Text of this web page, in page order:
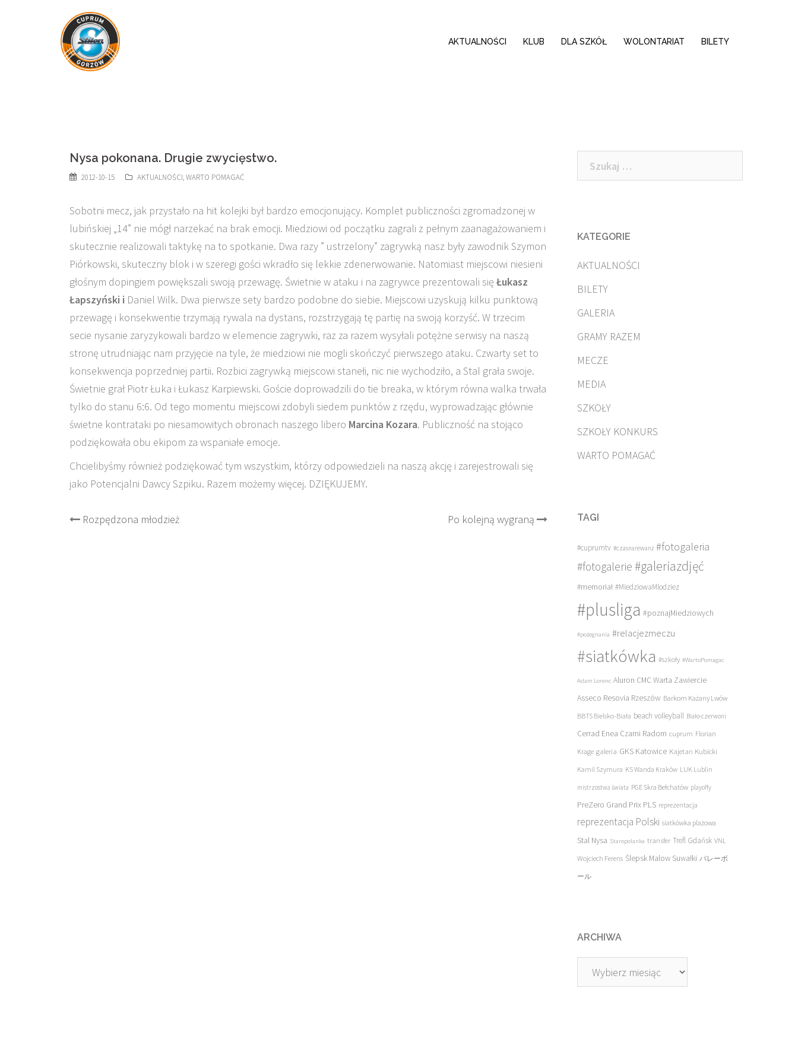
AKTUALNOŚCI KLUB DLA SZKÓŁ WOLONTARIAT BILETY
Nysa pokonana. Drugie zwycięstwo.
2012-10-15 AKTUALNOŚCI,WARTO POMAGAĆ
Sobotni mecz, jak przystało na hit kolejki był bardzo emocjonujący. Komplet publiczności zgromadzonej w
lubińskiej „14” nie mógł narzekać na brak emocji. Miedziowi od początku zagrali z pełnym zaanagażowaniem i
skutecznie realizowali taktykę na to spotkanie. Dwa razy ” ustrzelony” zagrywką nasz były zawodnik Szymon
Piórkowski, skuteczny blok i w szeregi gości wkradło się lekkie zdenerwowanie. Natomiast miejscowi niesieni
głośnym dopingiem powiększali swoją przewagę. Świetnie w ataku i na zagrywce prezentowali się Łukasz
Łapszyński i Daniel Wilk. Dwa pierwsze sety bardzo podobne do siebie. Miejscowi uzyskują kilku punktową
przewagę i konsekwentie trzymają rywala na dystans, rozstrzygają tę partię na swoją korzyść. W trzecim
secie nysanie zaryzykowali bardzo w elemencie zagrywki, raz za razem wysyłali potężne serwisy na naszą
stronę utrudniając nam przyjęcie na tyle, że miedziowi nie mogli skończyć pierwszego ataku. Czwarty set to
konsekwencja poprzedniej partii. Rozbici zagrywką miejscowi stanełi, nic nie wychodziło, a Stal grała swoje.
Świetnie grał Piotr Łuka i Łukasz Karpiewski. Goście doprowadzili do tie breaka, w którym równa walka trwała
tylko do stanu 6:6. Od tego momentu miejscowi zdobyli siedem punktów z rzędu, wyprowadzając głównie
świetne kontrataki po niesamowitych obronach naszego libero Marcina Kozara. Publiczność na stojąco
podziękowała obu ekipom za wspaniałe emocje.
Chcielibyśmy również podziękować tym wszystkim, którzy odpowiedzieli na naszą akcję i zarejestrowali się
jako Potencjalni Dawcy Szpiku. Razem możemy więcej. DZIĘKUJEMY.
Post
Rozpędzona młodzież Po kolejną wygraną
Szukaj:
KATEGORIE
AKTUALNOŚCI
BILETY
GALERIA
GRAMY RAZEM
MECZE
MEDIA
SZKOŁY
SZKOŁY KONKURS
WARTO POMAGAĆ
TAGI
#cuprumtv #czasnarewanż #fotogaleria
#fotogalerie #galeriazdjęć
#memoriał #MiedziowaMlodziez
#plusliga #poznajMiedziowych
#pożegnania #relacjezmeczu
#siatkówka #szkoły #WartoPomagac
Adam Lorenc Aluron CMC Warta Zawiercie
Asseco Resovia Rzeszów Barkom Każany Lwów
BBTS Bielsko-Biała beach volleyball Biało-czerwoni
Cerrad Enea Czarni Radom cuprum Florian
Krage galeria GKS Katowice Kajetan Kubicki
Kamil Szymura KS Wanda Kraków LUK Lublin
mistrzostwa świata PGE Skra Bełchatów playoffy
PreZero Grand Prix PLS reprezentacja
reprezentacja Polski siatkówka plażowa
Stal Nysa Staropolanka transfer Trefl Gdańsk VNL
Wojciech Ferens Ślepsk Malow Suwałki バレーボ
ール
ARCHIWA
Archiwa